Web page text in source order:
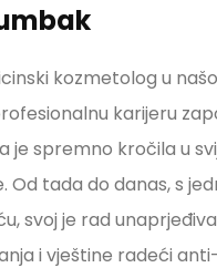
kozmetolog u
karijeru
je spremno kročila u
Od tada do danas, s
svoj je rad
i vještine radeći